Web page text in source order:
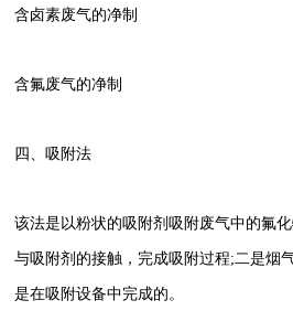
含卤素废气的净制
含氟废气的净制
四、吸附法
该法是以粉状的吸附剂吸附废气中的氟
与吸附剂的接触，完成吸附过程;二是烟
是在吸附设备中完成的。